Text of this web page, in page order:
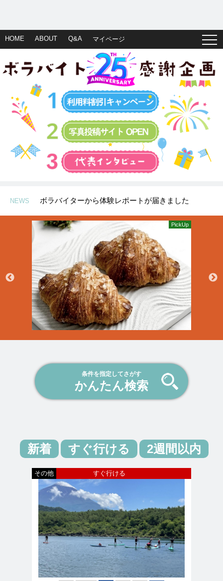
HOME ABOUT Q&A マイページ
ボラバイトAWARD2025 受賞ボラバイト先はこちら
ボラバイト25周年企画のご案内
給与報告は公式アプリから
夏季休業のおしらせ
ボラバイターから体験レポートが届きました
PickUp
条件を指定してさがす
かんたん検索
新着 すぐ行ける 2週間以内
すぐ行ける
その他